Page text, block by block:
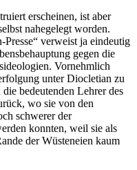
erscheinen, ist aber
nahegelegt worden.
verweist ja eindeutig
gegen die
Vornehmlich
unter Diocletian zu
bedeutenden Lehrer des
wo sie von den
schwerer der
konnten, weil sie als
der Wüsteneien kaum